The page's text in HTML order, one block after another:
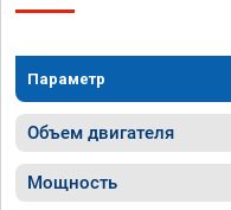
Параметр
Объем двигателя
Мощность